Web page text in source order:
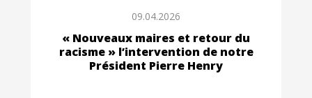
09.04.2026
« Nouveaux maires et retour du
racisme » l’intervention de notre
Président Pierre Henry